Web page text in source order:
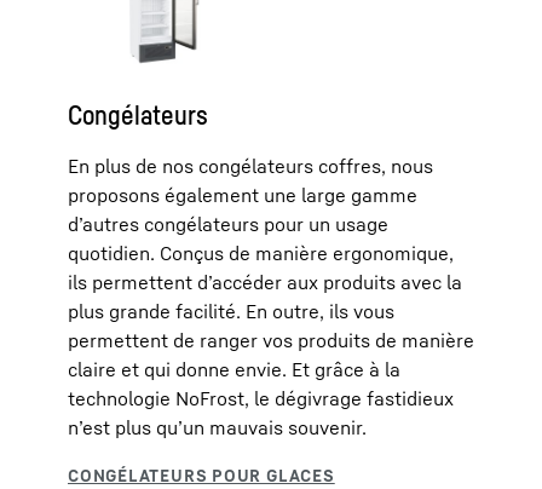
Congélateurs
En plus de nos congélateurs coffres, nous
proposons également une large gamme
d’autres congélateurs pour un usage
quotidien. Conçus de manière ergonomique,
ils permettent d’accéder aux produits avec la
plus grande facilité. En outre, ils vous
permettent de ranger vos produits de manière
claire et qui donne envie. Et grâce à la
technologie NoFrost, le dégivrage fastidieux
n’est plus qu’un mauvais souvenir.